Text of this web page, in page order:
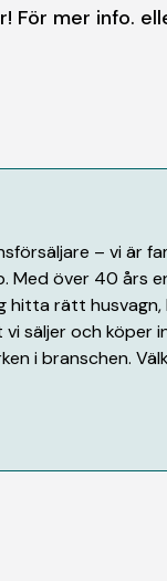
För mer info.
– vi är
Med över 40 års
hitta rätt husvagn,
säljer och köper
i branschen.